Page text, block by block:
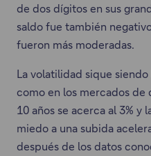
de dos dígitos en sus
saldo fue también
fueron más moderadas.
La volatilidad sique
como en los mercados
10 años se acerca al 3% y
miedo a una subida
después de los datos